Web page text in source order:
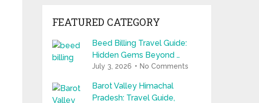
FEATURED CATEGORY
Beed Billing Travel Guide:
Hidden Gems Beyond …
July 3, 2026 No Comments
Barot Valley Himachal
Pradesh: Travel Guide,